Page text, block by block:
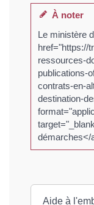
À noter
Le ministère
href="https://
ressources-
publications-
contrats-en-
destination-
démarches</
Aide à